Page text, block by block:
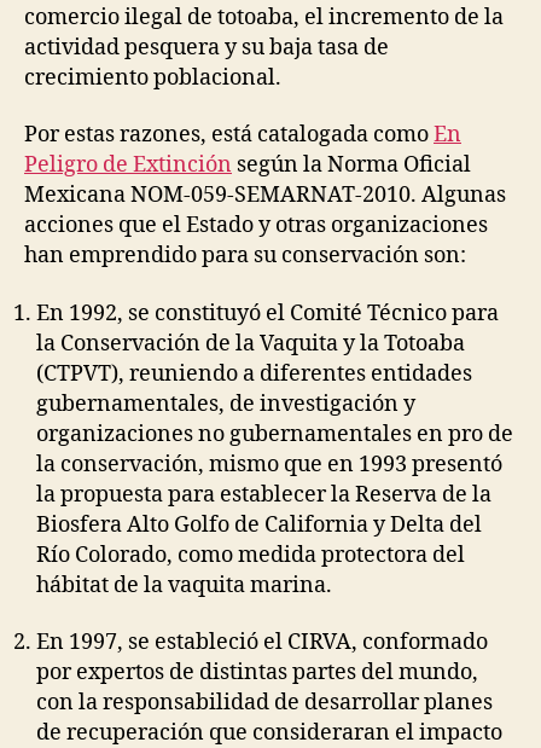
comercio ilegal de totoaba, el incremento de la
actividad pesquera y su baja tasa de
crecimiento poblacional.
Por estas razones, está catalogada comoEn
Peligro de Extinción según la Norma Oficial
Mexicana NOM-059-SEMARNAT-2010. Algunas
acciones que el Estado y otras organizaciones
han emprendido para su conservación son:
En 1992, se constituyó el Comité Técnico para
la Conservación de la Vaquita y la Totoaba
(CTPVT), reuniendo a diferentes entidades
gubernamentales, de investigación y
organizaciones no gubernamentales en pro de
la conservación, mismo que en 1993 presentó
la propuesta para establecer la Reserva de la
Biosfera Alto Golfo de California y Delta del
Río Colorado, como medida protectora del
hábitat de la vaquita marina.
En 1997, se estableció el CIRVA, conformado
por expertos de distintas partes del mundo,
con la responsabilidad de desarrollar planes
de recuperación que consideraran el impacto